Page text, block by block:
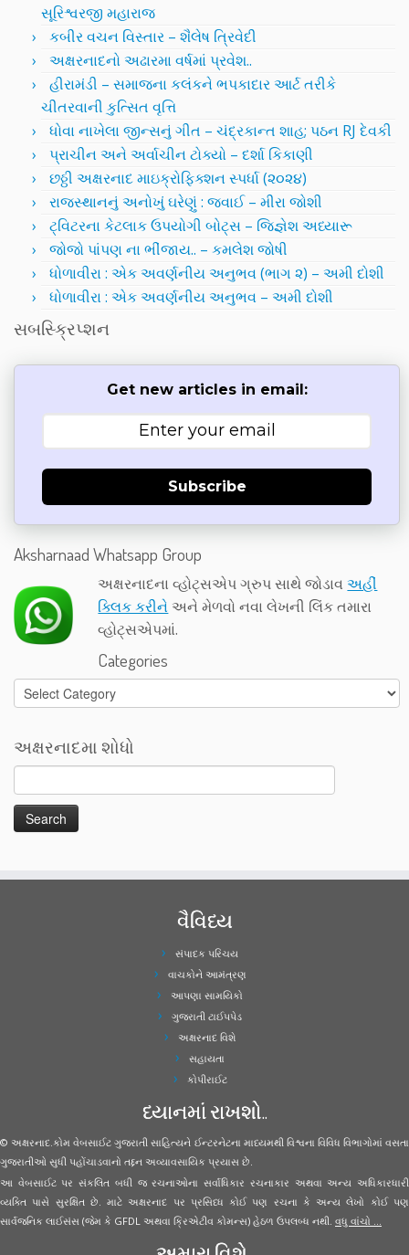
સૂરિશ્વરજી મહારાજ
કબીર વચન વિસ્તાર – શૈલેષ ત્રિવેદી
અક્ષરનાદનો અઢારમા વર્ષમાં પ્રવેશ..
હીરામંડી – સમાજના કલંકને ભપકાદાર આર્ટ તરીકે
ચીતરવાની કુત્સિત વૃત્તિ
ધોવા નાખેલા જીન્સનું ગીત – ચંદ્રકાન્ત શાહ; પઠન RJ દેવકી
પ્રાચીન અને અર્વાચીન ટોક્યો – દર્શા કિકાણી
છઠ્ઠી અક્ષરનાદ માઇક્રોફિક્શન સ્પર્ધા (૨૦૨૪)
રાજસ્થાનનું અનોખું ઘરેણું : જવાઈ – મીરા જોશી
ટ્વિટરના કેટલાક ઉપયોગી બોટ્સ – જિજ્ઞેશ અધ્યારૂ
જોજો પાંપણ ના ભીંજાય.. – કમલેશ જોષી
ધોળાવીરા : એક અવર્ણનીય અનુભવ (ભાગ ૨) – અમી દોશી
ધોળાવીરા : એક અવર્ણનીય અનુભવ – અમી દોશી
સબસ્ક્રિપ્શન
Get new articles in email:
Subscribe
Aksharnaad Whatsapp Group
અક્ષરનાદના વ્હોટ્સએપ ગ્રુપ સાથે જોડાવઅહીં
ક્લિક કરીને અને મેળવો નવા લેખની લિંક તમારા
વ્હોટ્સએપમાં.
Categories
Categories
અક્ષરનાદમા શોધો
વૈવિધ્ય
સંપાદક પરિચય
વાચકોને આમંત્રણ
આપણા સામયિકો
ગુજરાતી ટાઈપપેડ
અક્ષરનાદ વિશે
સહાયતા
કોપીરાઈટ
ધ્યાનમાં રાખશો..
© અક્ષરનાદ.કોમ વેબસાઈટ ગુજરાતી સાહિત્યને ઈન્ટરનેટના માધ્યમથી વિશ્વના વિવિધ વિભાગોમાં વસતા
ગુજરાતીઓ સુધી પહોંચાડવાનો તદ્દન અવ્યાવસાયિક પ્રયાસ છે.
આ વેબસાઈટ પર સંકલિત બધી જ રચનાઓના સર્વાધિકાર રચનાકાર અથવા અન્ય અધિકારધારી
વ્યક્તિ પાસે સુરક્ષિત છે. માટે અક્ષરનાદ પર પ્રસિધ્ધ કોઈ પણ રચના કે અન્ય લેખો કોઈ પણ
સાર્વજનિક લાઈસંસ (જેમ કે GFDL અથવા ક્રિએટીવ કોમન્સ) હેઠળ ઉપલબ્ધ નથી. વધુ વાંચો ...